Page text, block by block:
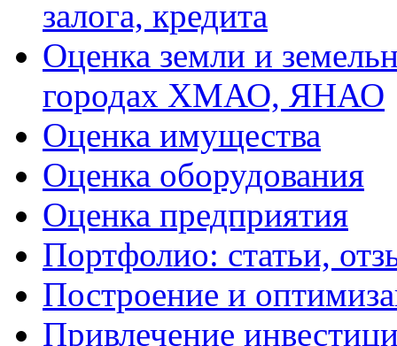
залога, кредита
Оценка земли и
городах ХМАО, ЯНАО
Оценка имущества
Оценка оборудования
Оценка предприятия
Портфолио: статьи,
Построение и
Привлечение